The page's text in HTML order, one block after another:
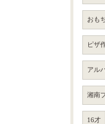
おも
ピザ
アル
湘南
16才